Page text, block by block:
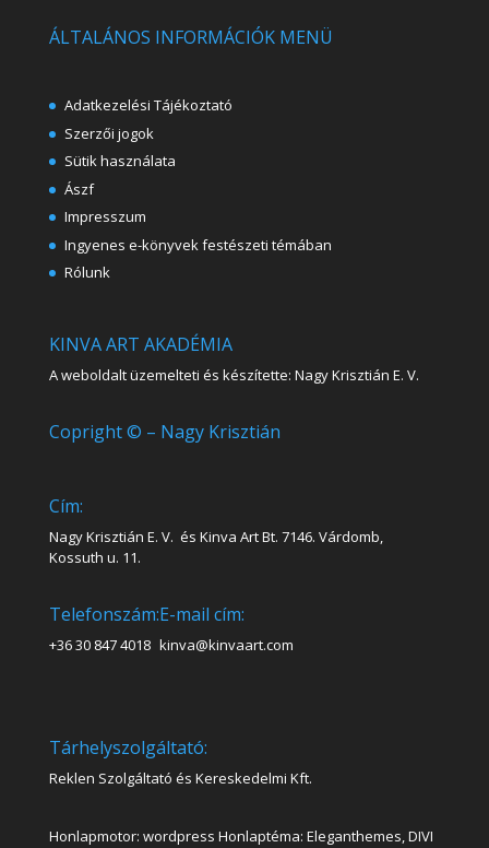
ÁLTALÁNOS INFORMÁCIÓK MENÜ
Adatkezelési Tájékoztató
Szerzői jogok
Sütik használata
Ászf
Impresszum
Ingyenes e-könyvek festészeti témában
Rólunk
KINVA ART AKADÉMIA
A weboldalt üzemelteti és készítette: Nagy Krisztián E. V.
Copright © – Nagy Krisztián
Cím:
Nagy Krisztián E. V. és Kinva Art Bt. 7146. Várdomb,
Kossuth u. 11.
Telefonszám:
+36 30 847 4018
E-mail cím:
kinva@kinvaart.com
Tárhelyszolgáltató:
Reklen Szolgáltató és Kereskedelmi Kft.
Honlapmotor: wordpress Honlaptéma: Eleganthemes, DIVI